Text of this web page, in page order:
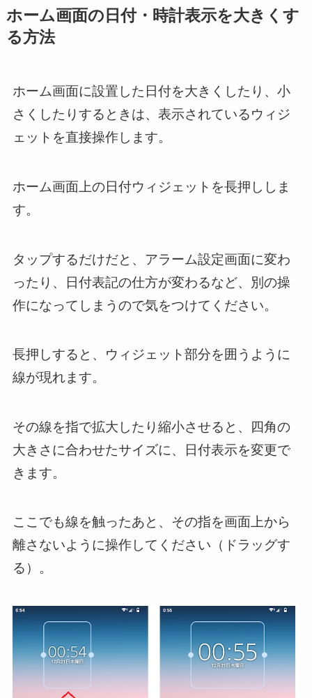
ホーム画面の日付・時計表示を大きくす
る方法
ホーム画面に設置した日付を大きくしたり、小
さくしたりするときは、表示されているウィジ
ェットを直接操作します。
ホーム画面上の日付ウィジェットを長押ししま
す。
タップするだけだと、アラーム設定画面に変わ
ったり、日付表記の仕方が変わるなど、別の操
作になってしまうので気をつけてください。
長押しすると、ウィジェット部分を囲うように
線が現れます。
その線を指で拡大したり縮小させると、四角の
大きさに合わせたサイズに、日付表示を変更で
きます。
ここでも線を触ったあと、その指を画面上から
離さないように操作してください（ドラッグす
る）。